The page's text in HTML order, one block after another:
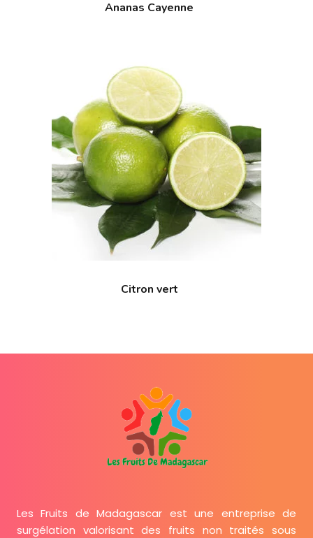
Ananas Cayenne
Citron vert
Les Fruits de Madagascar est une entreprise de
surgélation valorisant des fruits non traités sous